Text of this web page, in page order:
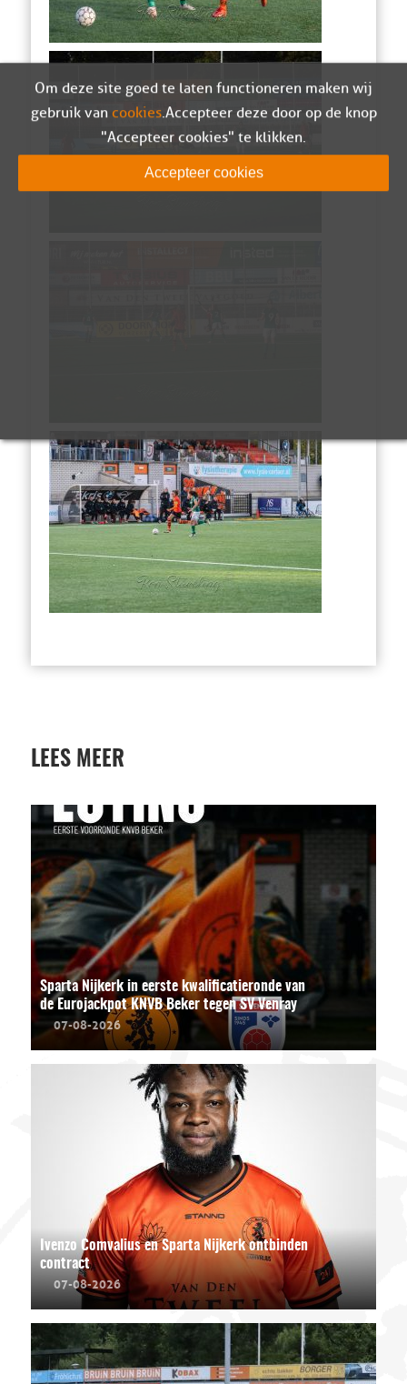
LEES MEER
Sparta Nijkerk in eerste kwalificatieronde van
de Eurojackpot KNVB Beker tegen SV Venray
07-08-2026
Ivenzo Comvalius en Sparta Nijkerk ontbinden
contract
07-08-2026
Om deze site goed te laten functioneren maken wij
gebruik van cookies. Accepteer deze door op de knop
"Accepteer cookies" te klikken.
Accepteer cookies